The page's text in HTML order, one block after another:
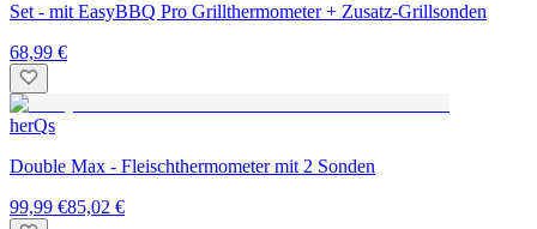
Set - mit EasyBBQ Pro Grillthermometer + Zusatz-Grillsonden
68,99 €
herQs
Double Max - Fleischthermometer mit 2 Sonden
99,99 €85,02 €